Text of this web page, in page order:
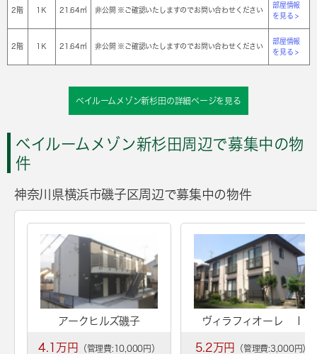
2階 1Ｋ 21.64㎡ 非公開 ※ご確認いたしますのでお問い合わせください
部屋情報
を見る >
2階 1Ｋ 21.64㎡ 非公開 ※ご確認いたしますのでお問い合わせください
部屋情報
を見る >
ベイルームメゾン新杉田の詳細ページを見る
ベイルームメゾン新杉田周辺で募集中の物
件
神奈川県横浜市磯子区周辺で募集中の物件
アークヒルズ磯子
4.1万円 （管理費:10,000円）
ヴィラフィオーレ Ｉ
5.2万円 （管理費:3,000円）